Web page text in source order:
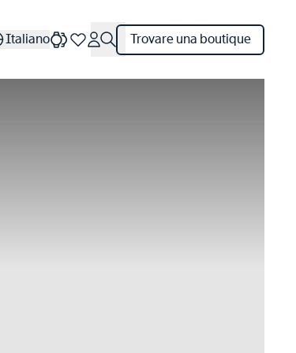
Italiano Trovare una boutique